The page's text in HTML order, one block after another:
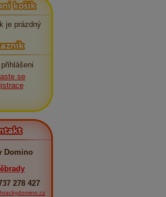
je prázdný
se
Domino
278 427